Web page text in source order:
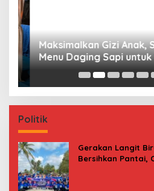
Maksimalkan Gizi Anak,
Menu Daging Sapi untuk
Politik
Gerakan Langit
Bersihkan Pantai,